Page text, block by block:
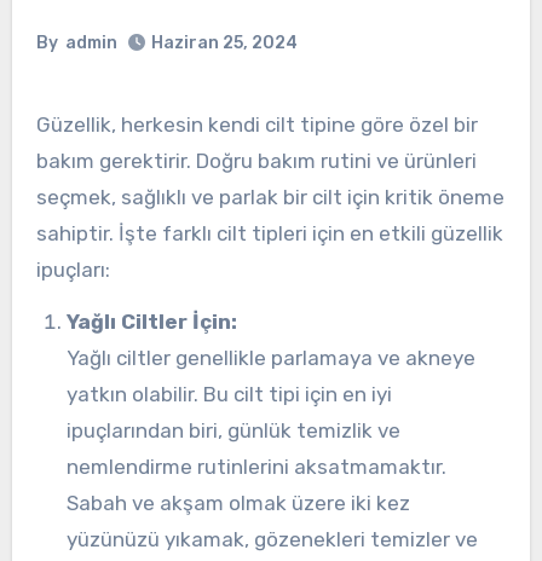
By admin Haziran 25, 2024
Güzellik, herkesin kendi cilt tipine göre özel bir
bakım gerektirir. Doğru bakım rutini ve ürünleri
seçmek, sağlıklı ve parlak bir cilt için kritik öneme
sahiptir. İşte farklı cilt tipleri için en etkili güzellik
ipuçları:
Yağlı Ciltler İçin:
Yağlı ciltler genellikle parlamaya ve akneye
yatkın olabilir. Bu cilt tipi için en iyi
ipuçlarından biri, günlük temizlik ve
nemlendirme rutinlerini aksatmamaktır.
Sabah ve akşam olmak üzere iki kez
yüzünüzü yıkamak, gözenekleri temizler ve